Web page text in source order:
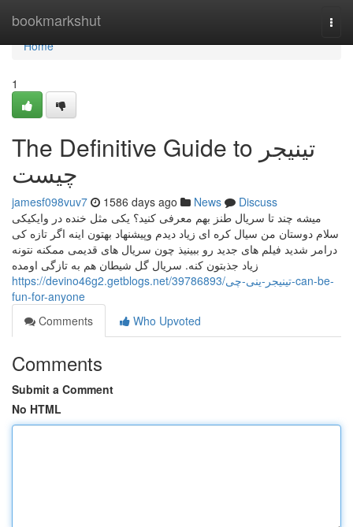
bookmarkshut
Home
Home
1
The Definitive Guide to تینیجر
چیست
jamesf098vuv7 1586 days ago News
Discuss
میشه چند تا سریال طنز بهم معرفی کنید؟ یکی مثل خنده در وایکیکی
سلام دوستان من سیال کره ای زیاد دیدم وپیشنهاد بهتون اینه اگر تازه کی
درامر شدید فیلم های جدید رو ببینیذ چون سریال های قدیمی ممکنه نتونه
زیاد جذبتون کنه. سریال گل شیطان هم به تازگی اومده
https://devino46g2.getblogs.net/39786893/تینیجر-ینی-چی-can-be-
fun-for-anyone
Comments
Who Upvoted
Comments
Submit a Comment
No HTML